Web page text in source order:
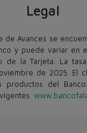
Legal
de Avances se
y puede variar en
de la Tarjeta. La
de 2025. El
productos del